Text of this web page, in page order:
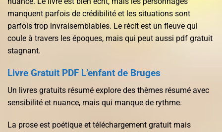
manquent parfois de crédibilité et les situations sont
parfois trop invraisemblables. Le récit est un fleuve qui
coule à travers les époques, mais qui peut aussi pdf gratuit
stagnant.
Livre Gratuit PDF L’enfant de Bruges
Un livres gratuits résumé explore des thèmes résumé avec
sensibilité et nuance, mais qui manque de rythme.
La prose est poétique et téléchargement gratuit mais